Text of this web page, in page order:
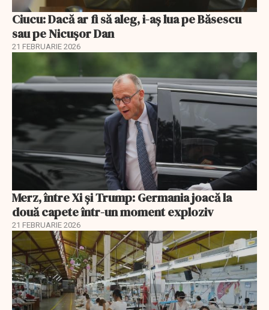
Ciucu: Dacă ar fi să aleg, i-aș lua pe Băsescu
sau pe Nicușor Dan
21 FEBRUARIE 2026
Merz, între Xi și Trump: Germania joacă la
două capete într-un moment exploziv
21 FEBRUARIE 2026